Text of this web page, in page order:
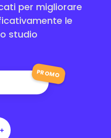
per migliorare
le
studio
PROMO